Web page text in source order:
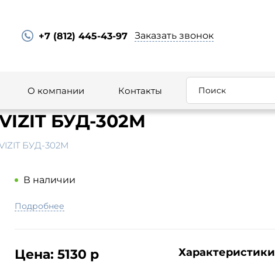
+7 (812) 445-43-97 Заказать звонок
О компании Контакты
БУД-302М
БУД-302М
В наличии
Подробнее
Цена: 5130 р Характеристики